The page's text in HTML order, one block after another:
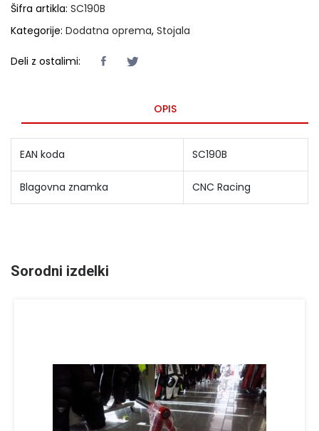
Šifra artikla: SC190B
Kategorije: Dodatna oprema, Stojala
Deli z ostalimi:
OPIS
EAN koda SC190B
Blagovna znamka CNC Racing
Sorodni izdelki